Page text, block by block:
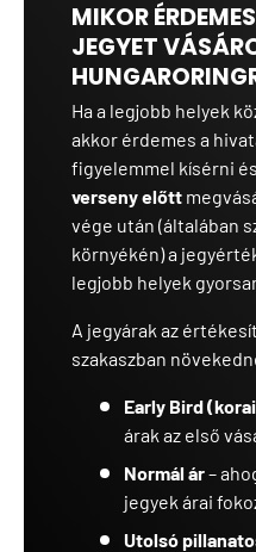
MIKOR
JEGYET
Ha a legjobb helyek
akkor érdemes a
figyelemmel kísérni
verseny előtt
vége után (általában
környékén) a
legjobb helyek
A jegyárak az
szakaszban
Early Bird
árak az első
Normál ár–
jegyek árai
Utolsó